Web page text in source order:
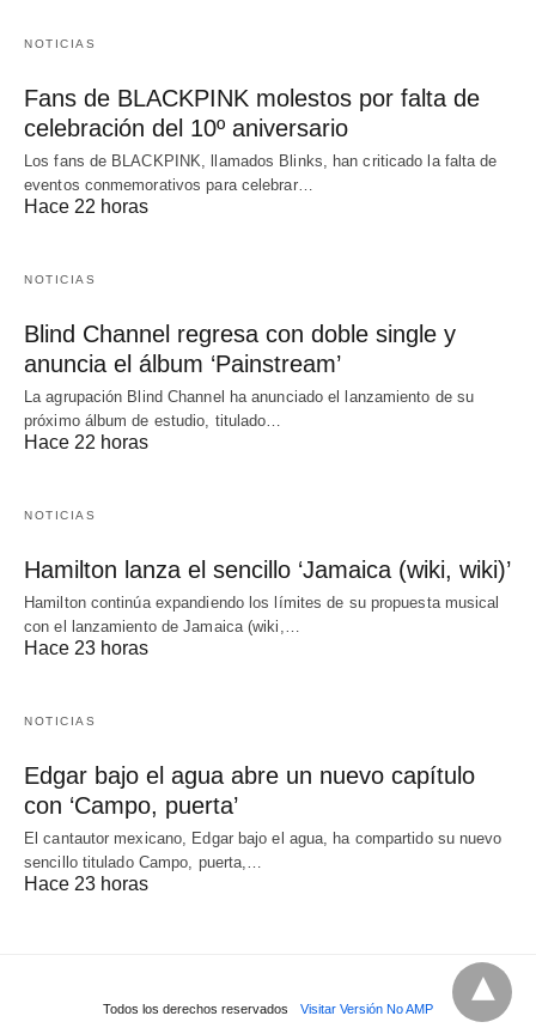
NOTICIAS
Fans de BLACKPINK molestos por falta de
celebración del 10º aniversario
Los fans de BLACKPINK, llamados Blinks, han criticado la falta de
eventos conmemorativos para celebrar…
Hace 22 horas
NOTICIAS
Blind Channel regresa con doble single y
anuncia el álbum ‘Painstream’
La agrupación Blind Channel ha anunciado el lanzamiento de su
próximo álbum de estudio, titulado…
Hace 22 horas
NOTICIAS
Hamilton lanza el sencillo ‘Jamaica (wiki, wiki)’
Hamilton continúa expandiendo los límites de su propuesta musical
con el lanzamiento de Jamaica (wiki,…
Hace 23 horas
NOTICIAS
Edgar bajo el agua abre un nuevo capítulo
con ‘Campo, puerta’
El cantautor mexicano, Edgar bajo el agua, ha compartido su nuevo
sencillo titulado Campo, puerta,…
Hace 23 horas
Todos los derechos reservados Visitar Versión No AMP